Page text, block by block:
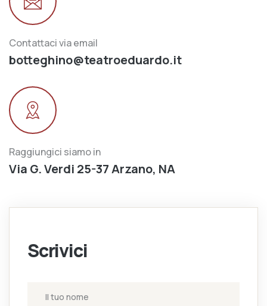
Contattaci via email
botteghino@teatroeduardo.it
Raggiungici siamo in
Via G. Verdi 25-37 Arzano, NA
Scrivici